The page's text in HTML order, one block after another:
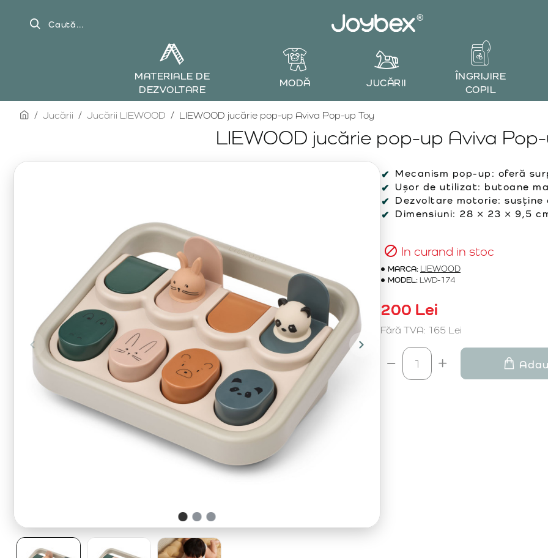
Caută...
MATERIALE DE
DEZVOLTARE
MODĂ JUCĂRII
ÎNGRIJIRE
COPIL
LIEWOOD jucărie pop-up Aviva
homeJucării Jucării LIEWOOD LIEWOOD jucărie pop-up Aviva Pop-up Toy
Mecanism pop-up: oferă
Ușor de utilizat: butoane
Dezvoltare motorie: susține
Dimensiuni: 28 × 23 × 9,5
In curand in stoc
MARCA: LIEWOOD
MODEL: LWD-174
200 Lei
Fără TVA: 165 Lei